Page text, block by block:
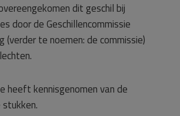
dit geschil bij
door de Geschillencommissie
(verder te noemen: de commissie)
heeft kennisgenomen van de